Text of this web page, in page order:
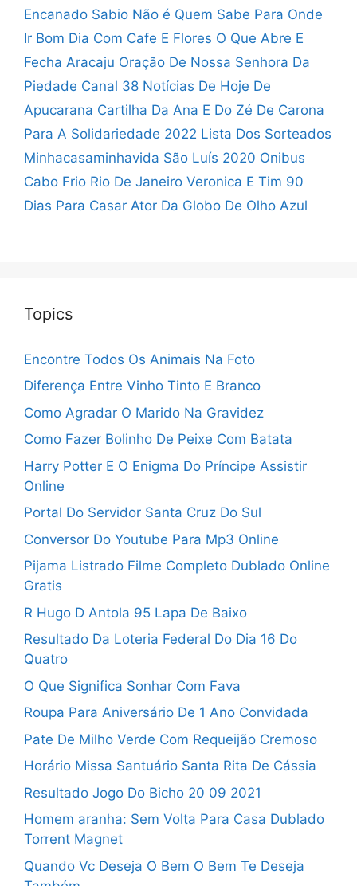
Encanado Sabio Não é Quem Sabe Para Onde
Ir Bom Dia Com Cafe E Flores O Que Abre E
Fecha Aracaju Oração De Nossa Senhora Da
Piedade Canal 38 Notícias De Hoje De
Apucarana Cartilha Da Ana E Do Zé De Carona
Para A Solidariedade 2022 Lista Dos Sorteados
Minhacasaminhavida São Luís 2020 Onibus
Cabo Frio Rio De Janeiro Veronica E Tim 90
Dias Para Casar Ator Da Globo De Olho Azul
Topics
Encontre Todos Os Animais Na Foto
Diferença Entre Vinho Tinto E Branco
Como Agradar O Marido Na Gravidez
Como Fazer Bolinho De Peixe Com Batata
Harry Potter E O Enigma Do Príncipe Assistir
Online
Portal Do Servidor Santa Cruz Do Sul
Conversor Do Youtube Para Mp3 Online
Pijama Listrado Filme Completo Dublado Online
Gratis
R Hugo D Antola 95 Lapa De Baixo
Resultado Da Loteria Federal Do Dia 16 Do
Quatro
O Que Significa Sonhar Com Fava
Roupa Para Aniversário De 1 Ano Convidada
Pate De Milho Verde Com Requeijão Cremoso
Horário Missa Santuário Santa Rita De Cássia
Resultado Jogo Do Bicho 20 09 2021
Homem aranha: Sem Volta Para Casa Dublado
Torrent Magnet
Quando Vc Deseja O Bem O Bem Te Deseja